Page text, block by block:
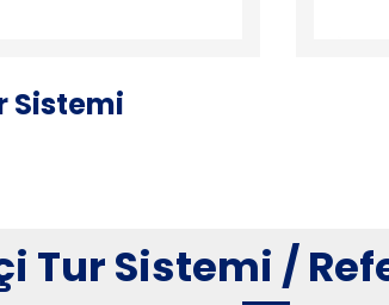
Sistemi
Tur Sistemi /